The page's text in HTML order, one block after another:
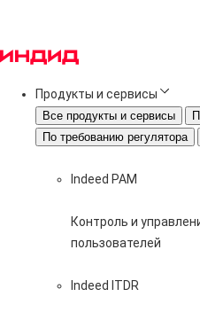
Продукты и сервисы
Все продукты и сервисы
По требованию регулятора
Indeed PAM
Контроль и
пользователей
Indeed ITDR